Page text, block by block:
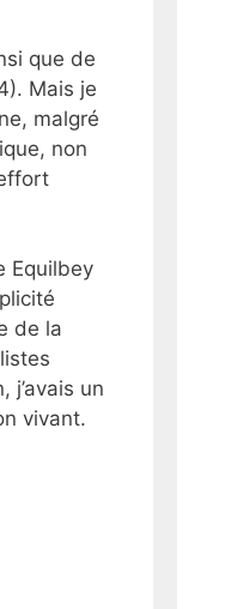
que de
Mais je
malgré
non
Equilbey
de la
j’avais un
vivant.